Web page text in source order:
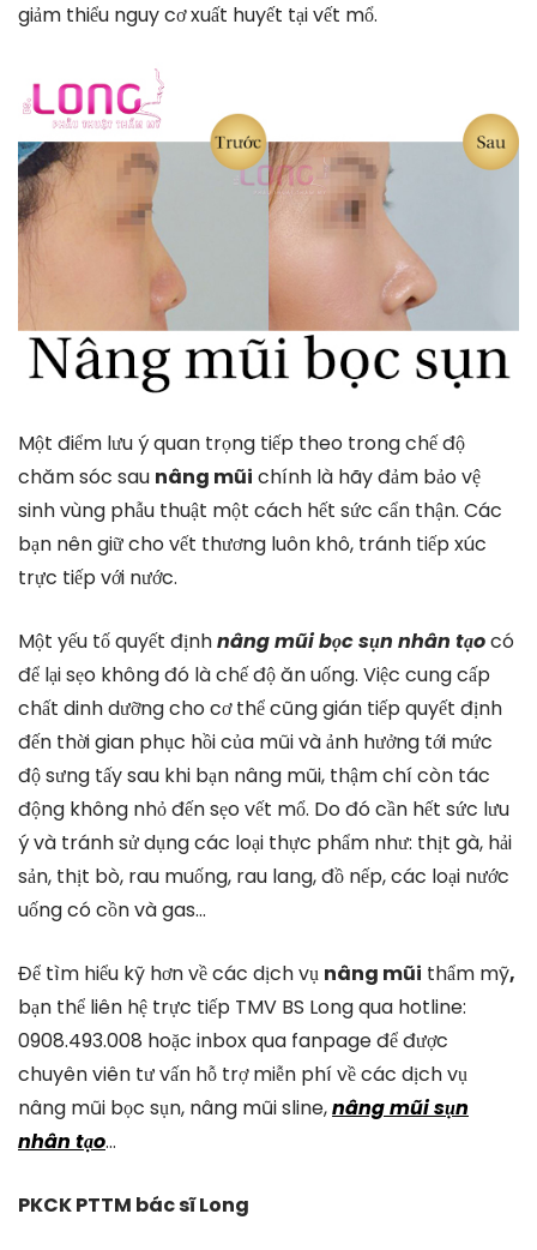
giảm thiểu nguy cơ xuất huyết tại vết mổ.
Một điểm lưu ý quan trọng tiếp theo trong chế độ
chăm sóc sau nâng mũi chính là hãy đảm bảo vệ
sinh vùng phẫu thuật một cách hết sức cẩn thận. Các
bạn nên giữ cho vết thương luôn khô, tránh tiếp xúc
trực tiếp với nước.
Một yếu tố quyết địnhnâng mũi bọc sụn nhân tạocó
để lại sẹo không đó là chế độ ăn uống. Việc cung cấp
chất dinh dưỡng cho cơ thể cũng gián tiếp quyết định
đến thời gian phục hồi của mũi và ảnh hưởng tới mức
độ sưng tấy sau khi bạn nâng mũi, thậm chí còn tác
động không nhỏ đến sẹo vết mổ. Do đó cần hết sức lưu
ý và tránh sử dụng các loại thực phẩm như: thịt gà, hải
sản, thịt bò, rau muống, rau lang, đồ nếp, các loại nước
uống có cồn và gas…
Để tìm hiểu kỹ hơn về các dịch vụ nâng mũi thẩm mỹ,
bạn thể liên hệ trực tiếp TMV BS Long qua hotline:
0908.493.008 hoặc inbox qua fanpage để được
chuyên viên tư vấn hỗ trợ miễn phí về các dịch vụ
nâng mũi bọc sụn, nâng mũi sline,nâng mũi sụn
nhân tạo…
PKCK PTTM bác sĩ Long